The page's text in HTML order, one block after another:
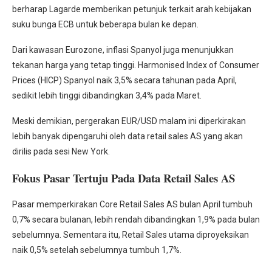
berharap Lagarde memberikan petunjuk terkait arah kebijakan
suku bunga ECB untuk beberapa bulan ke depan.
Dari kawasan Eurozone, inflasi Spanyol juga menunjukkan
tekanan harga yang tetap tinggi. Harmonised Index of Consumer
Prices (HICP) Spanyol naik 3,5% secara tahunan pada April,
sedikit lebih tinggi dibandingkan 3,4% pada Maret.
Meski demikian, pergerakan EUR/USD malam ini diperkirakan
lebih banyak dipengaruhi oleh data retail sales AS yang akan
dirilis pada sesi New York.
Fokus Pasar Tertuju Pada Data Retail Sales AS
Pasar memperkirakan Core Retail Sales AS bulan April tumbuh
0,7% secara bulanan, lebih rendah dibandingkan 1,9% pada bulan
sebelumnya. Sementara itu, Retail Sales utama diproyeksikan
naik 0,5% setelah sebelumnya tumbuh 1,7%.